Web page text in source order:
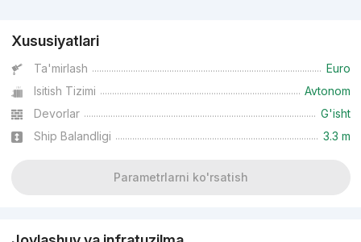
Xususiyatlari
Ta'mirlash
Euro
Isitish Tizimi
Avtonom
Devorlar
G'isht
Ship Balandligi
3.3 m
Parametrlarni ko'rsatish